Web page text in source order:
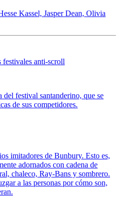
Kassel, Jasper Dean, Olivia
festivales anti-scroll
festival santanderino, que se
de sus competidores.
imitadores de Bunbury. Esto es,
adornados con cadena de
chaleco, Ray-Bans y sombrero.
a las personas por cómo son,